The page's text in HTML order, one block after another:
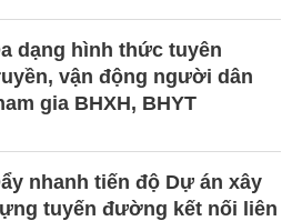
dạng hình thức tuyên
vận động người dân
gia BHXH, BHYT
nhanh tiến độ Dự án xây
tuyến đường kết nối liên